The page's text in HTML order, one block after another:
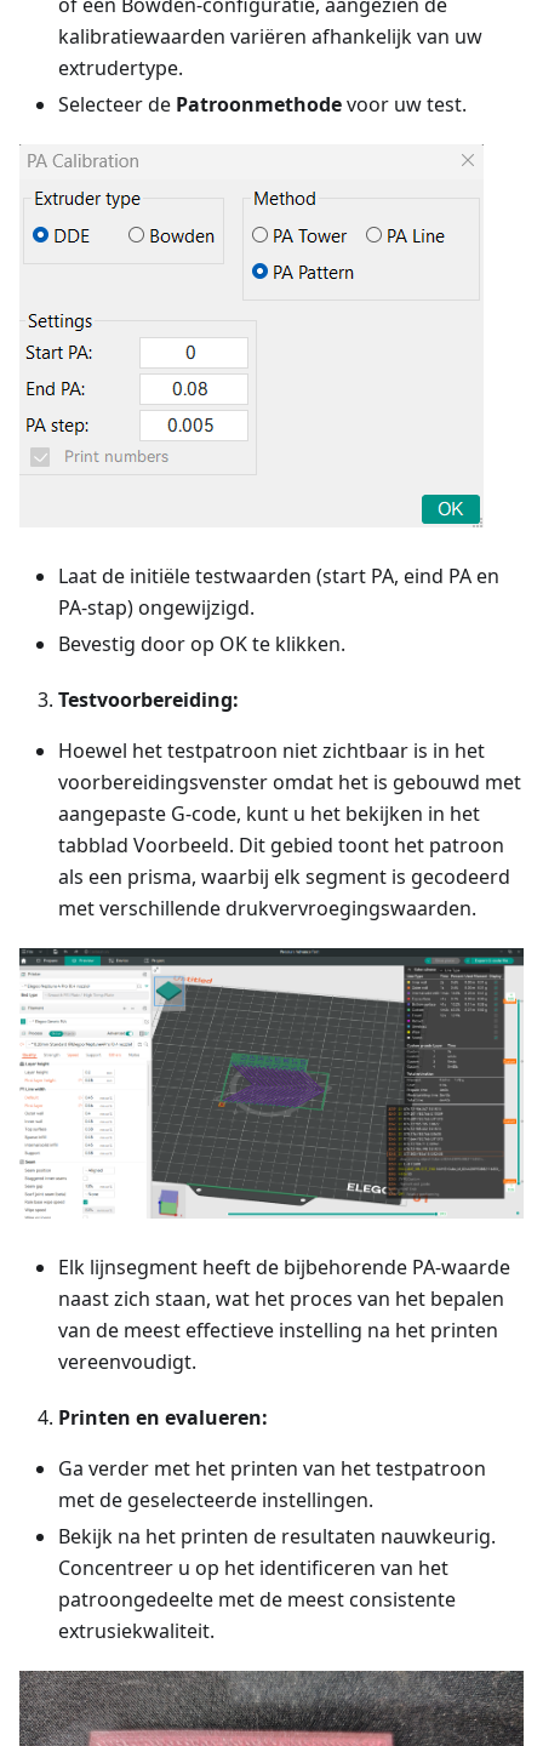
kalibratiewaarden variëren afhankelijk van uw
extrudertype.
Selecteer de Patroonmethodevoor uw test.
Laat de initiële testwaarden (start PA, eind PA en
PA-stap) ongewijzigd.
Bevestig door op OK te klikken.
Testvoorbereiding:
Hoewel het testpatroon niet zichtbaar is in het
voorbereidingsvenster omdat het is gebouwd met
aangepaste G-code, kunt u het bekijken in het
tabblad Voorbeeld. Dit gebied toont het patroon
als een prisma, waarbij elk segment is gecodeerd
met verschillende drukvervroegingswaarden.
Elk lijnsegment heeft de bijbehorende PA-waarde
naast zich staan, wat het proces van het bepalen
van de meest effectieve instelling na het printen
vereenvoudigt.
Printen en evalueren:
Ga verder met het printen van het testpatroon
met de geselecteerde instellingen.
Bekijk na het printen de resultaten nauwkeurig.
Concentreer u op het identificeren van het
patroongedeelte met de meest consistente
extrusiekwaliteit.